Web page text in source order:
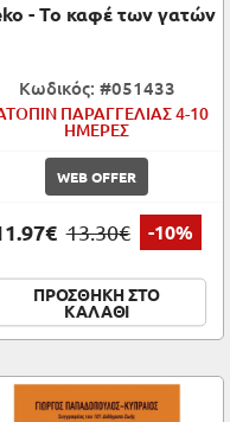
- Το καφέ των γατών
Κωδικός: #051433
ΠΑΡΑΓΓΕΛΙΑΣ 4-10
ΗΜΕΡΕΣ
WEB OFFER
13.30€ -10%
ΠΡΟΣΘΗΚΗ ΣΤΟ
ΚΑΛΑΘΙ